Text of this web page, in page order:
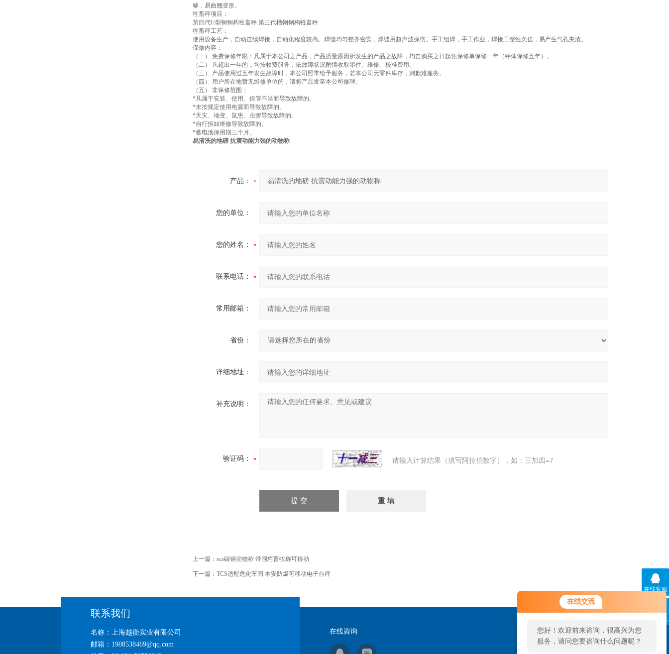
在线交流
您好！欢迎前来咨询，很高兴为您
服务，请问您要咨询什么问题呢？
够，易曲翘变形。
牲畜秤项目：
第四代U型钢钢构牲畜秤 第三代槽钢钢构牲畜秤
牲畜秤工艺：
使用设备生产，自动连续焊接，自动化程度较高。焊缝均匀整齐密实，焊缝用超声波探伤。手工组焊，手工作业，焊接工整性欠佳，易产生气孔夹渣。
保修内容：
（一） 免费保修年限：凡属于本公司之产品，产品质量原因所发生的产品之故障，均自购买之日起凭保修单保修一年（秤体保修五年）。
（二） 凡超出一年的，均按收费服务，依故障状况酌情收取零件、维修、校准费用。
（三） 产品使用过五年发生故障时，本公司照常给予服务，若本公司无零件库存，则歉难服务。
（四） 用户所在地暂无维修单位的，请将产品发至本公司修理。
（五） 非保修范围：
*凡属于安装、使用、保管不当而导致故障的。
*未按规定使用电源而导致故障的。
*天灾、地变、鼠患、虫害导致故障的。
*自行拆卸维修导致故障的。
*蓄电池保用期三个月。
易清洗的地磅 抗震动能力强的动物称
产品：
您的单位：
您的姓名：
联系电话：
常用邮箱：
省份：
详细地址：
补充说明：
验证码： 请输入计算结果（填写阿拉伯数字），如：三加四=7
上一篇： scs碳钢动物称 带围栏畜牧称可移动
下一篇： TCS适配危化车间 本安防爆可移动电子台秤
联系我们
名称：上海越衡实业有限公司
邮箱：1908538469@qq.com
在线咨询
在线客服
联系方式